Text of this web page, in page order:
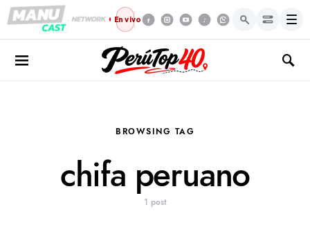
En vivo Menú
BROWSING TAG
chifa peruano
1 post